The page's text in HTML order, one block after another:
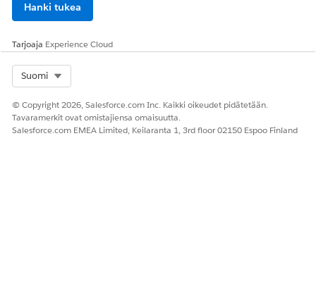
Hanki tukea
Tarjoaja Experience Cloud
Suomi
© Copyright 2026, Salesforce.com Inc. Kaikki oikeudet pidätetään.
Tavaramerkit ovat omistajiensa omaisuutta.
Salesforce.com EMEA Limited, Keilaranta 1, 3rd floor 02150 Espoo Finland